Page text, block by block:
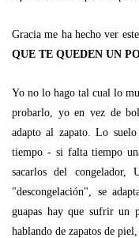
Gracia me ha hecho ver
QUE TE QUEDEN UN
Yo no lo hago tal cual lo
probarlo, yo en vez de
adapto al zapato. Lo
tiempo - si falta tiempo
sacarlos del
"descongelación", se
guapas hay que sufrir un
hablando de zapatos de